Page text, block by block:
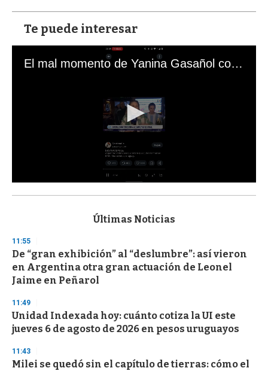
Te puede interesar
El mal momento de Yanina Gasañol con un hincha argentino en "Subrayado"
s
d
s
o
f
3
s
e
c
o
d
s
Últimas Noticias
11:55
De “gran exhibición” al “deslumbre”: así vieron
en Argentina otra gran actuación de Leonel
Jaime en Peñarol
11:49
Unidad Indexada hoy: cuánto cotiza la UI este
jueves 6 de agosto de 2026 en pesos uruguayos
11:43
Milei se quedó sin el capítulo de tierras: cómo el